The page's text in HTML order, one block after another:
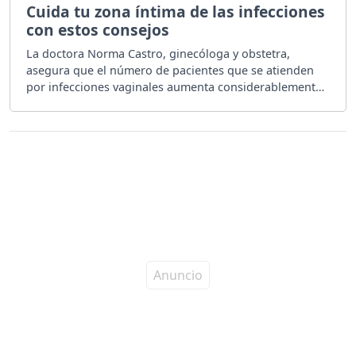
Cuida tu zona íntima de las infecciones
con estos consejos
La doctora Norma Castro, ginecóloga y obstetra,
asegura que el número de pacientes que se atienden
por infecciones vaginales aumenta considerablemente